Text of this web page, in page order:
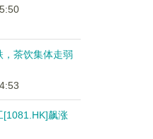
，茶饮集体走弱
[1081.HK]飙涨